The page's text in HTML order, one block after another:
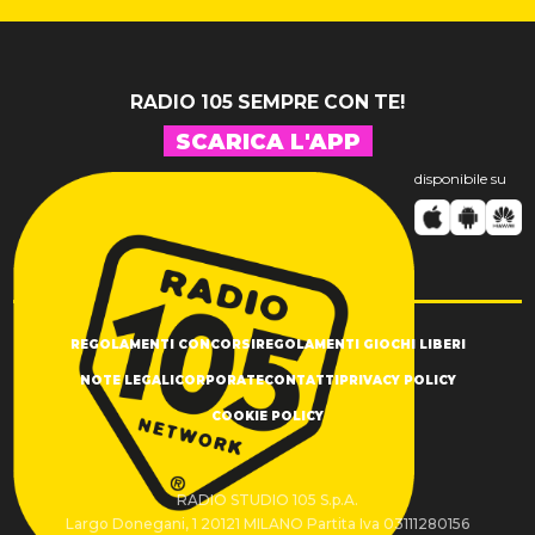
RADIO 105 SEMPRE CON TE!
SCARICA L'APP
disponibile su
REGOLAMENTI CONCORSIREGOLAMENTI GIOCHI LIBERI
NOTE LEGALICORPORATECONTATTIPRIVACY POLICY
COOKIE POLICY
RADIO STUDIO 105 S.p.A.
Largo Donegani, 1 20121 MILANO Partita Iva 03111280156